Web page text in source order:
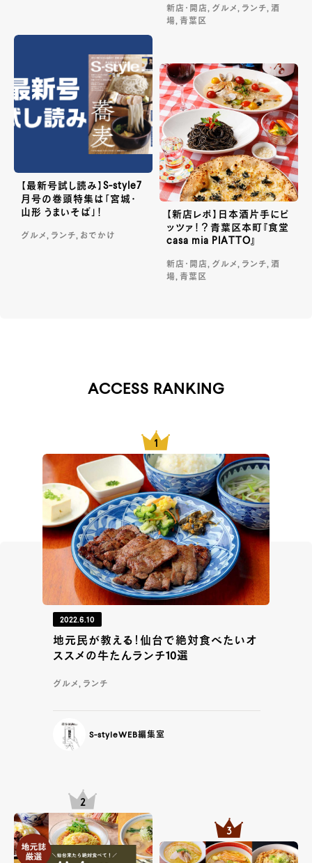
新店・開店, グルメ, ランチ, 酒
場, 青葉区
【最新号試し読み】S-style7
月号の巻頭特集は「宮城・
山形 うまいそば」！
グルメ, ランチ, おでかけ
【新店レポ】日本酒片手にピ
ッツァ！？青葉区本町『食堂
casa mia PIATTO』
新店・開店, グルメ, ランチ, 酒
場, 青葉区
ACCESS RANKING
2022.6.10
地元民が教える！仙台で絶対食べたいオ
ススメの牛たんランチ10選
グルメ, ランチ
S-styleWEB編集室